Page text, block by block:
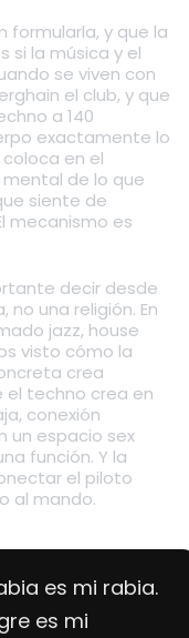
formularla, y que la
si la música y el
se viven con
el club, y que
a 140
exactamente lo
en el
de lo que
siente de
mecanismo es
decir desde
no una religión. En
jazz, house
visto cómo la
crea
techno crea en
conexión
un espacio sex
función. Y la
el piloto
al mando.
es mi rabia.
es mi